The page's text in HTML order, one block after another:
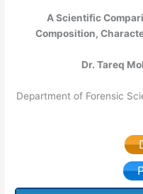
A Scientific
Composition,
Dr. Tareq
Department of Forensic